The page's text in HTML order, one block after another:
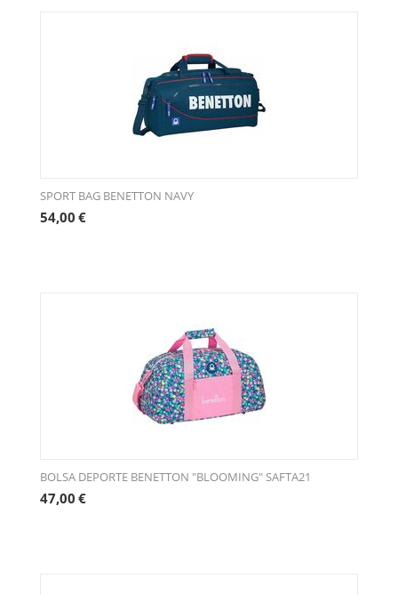
SPORT BAG BENETTON NAVY
54,00 €
BOLSA DEPORTE BENETTON "BLOOMING" SAFTA21
47,00 €